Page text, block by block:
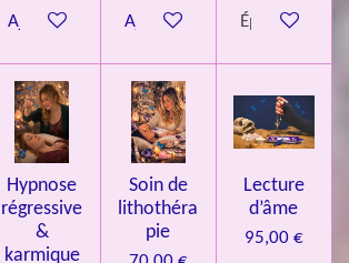
Ajouter au panierAjouter au panierÉpuisé
Hypnose
régressive
&
karmique
Soin de
lithothéra
pie
Lecture
d’âme
95,00 €